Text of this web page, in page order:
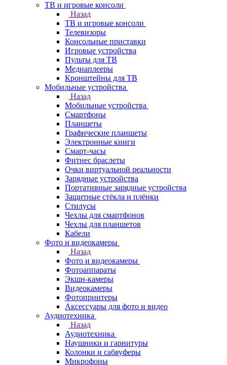
ТВ и игровые консоли
Назад
ТВ и игровые консоли
Телевизоры
Консольные приставки
Игровые устройства
Пульты для ТВ
Медиаплееры
Кронштейны для ТВ
Мобильные устройства
Назад
Мобильные устройства
Смартфоны
Планшеты
Графические планшеты
Электронные книги
Смарт-часы
Фитнес браслеты
Очки виртуальной реальности
Зарядные устройства
Портативные зарядные устройства
Защитные стёкла и плёнки
Стилусы
Чехлы для смартфонов
Чехлы для планшетов
Кабели
Фото и видеокамеры
Назад
Фото и видеокамеры
Фотоаппараты
Экшн-камеры
Видеокамеры
Фотопринтеры
Аксессуары для фото и видео
Аудиотехника
Назад
Аудиотехника
Наушники и гарнитуры
Колонки и сабвуферы
Микрофоны